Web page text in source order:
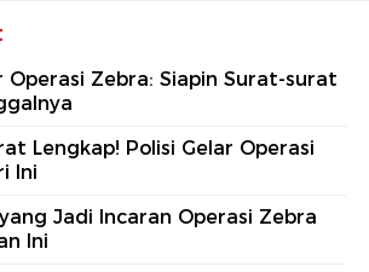
Operasi Zebra: Siapin Surat-surat
Lengkap! Polisi Gelar Operasi
Ini
Jadi Incaran Operasi Zebra
Ini